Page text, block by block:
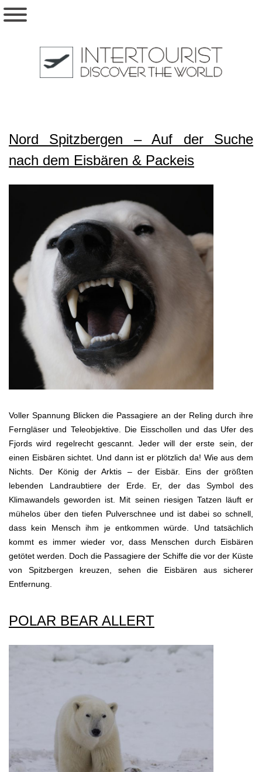
Nord Spitzbergen – Auf der Suche
nach dem Eisbären & Packeis
Voller Spannung Blicken die Passagiere an der Reling durch ihre
Ferngläser und Teleobjektive. Die Eisschollen und das Ufer des
Fjords wird regelrecht gescannt. Jeder will der erste sein, der
einen Eisbären sichtet. Und dann ist er plötzlich da! Wie aus dem
Nichts. Der König der Arktis – der Eisbär. Eins der größten
lebenden Landraubtiere der Erde. Er, der das Symbol des
Klimawandels geworden ist. Mit seinen riesigen Tatzen läuft er
mühelos über den tiefen Pulverschnee und ist dabei so schnell,
dass kein Mensch ihm je entkommen würde. Und tatsächlich
kommt es immer wieder vor, dass Menschen durch Eisbären
getötet werden. Doch die Passagiere der Schiffe die vor der Küste
von Spitzbergen kreuzen, sehen die Eisbären aus sicherer
Entfernung.
POLAR BEAR ALLERT